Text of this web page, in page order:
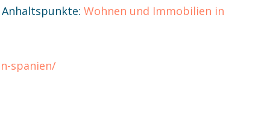
Wohnen und Immobilien in
spanien/